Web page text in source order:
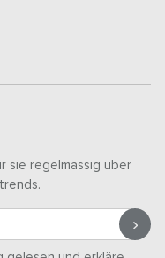
sie regelmässig über